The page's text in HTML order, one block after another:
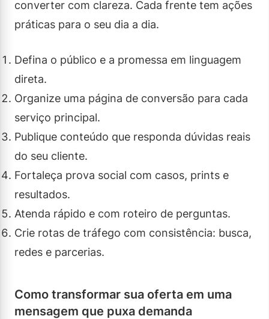
converter com clareza. Cada frente tem ações
práticas para o seu dia a dia.
Defina o público e a promessa em linguagem
direta.
Organize uma página de conversão para cada
serviço principal.
Publique conteúdo que responda dúvidas reais
do seu cliente.
Fortaleça prova social com casos, prints e
resultados.
Atenda rápido e com roteiro de perguntas.
Crie rotas de tráfego com consistência: busca,
redes e parcerias.
Como transformar sua oferta em uma
mensagem que puxa demanda